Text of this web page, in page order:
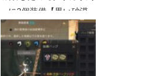
に2個装備【黒い砂漠
Part1810】